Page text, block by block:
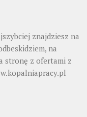
znajdziesz na
na
stronę z ofertami z